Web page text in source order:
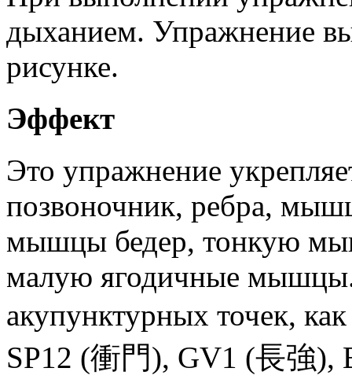
дыханием. Упражнение
рисунке.
Эффект
Это упражнение
позвоночник, ребра,
мышцы бедер, тонкую
малую ягодичные мышцы.
акупунктурных точек,
SP12 (衝門), GV1 (長強),